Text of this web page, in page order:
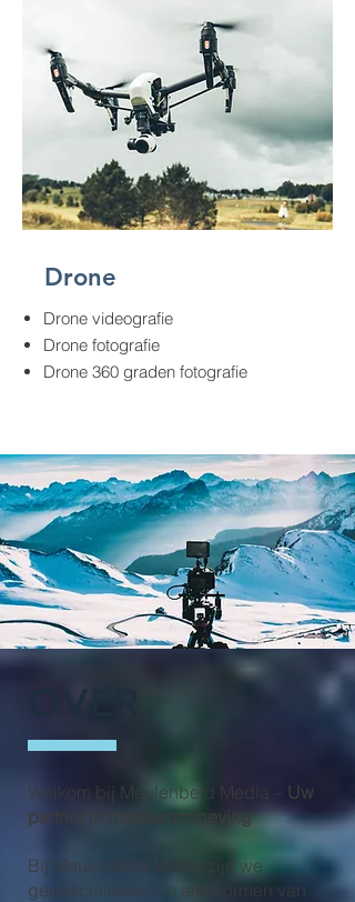
Drone
Drone videografie
Drone fotografie
Drone 360 graden fotografie
OVER
Welkom bij Meulenbeld Media – Uw
partner in mediavormgeving
Bij Meulenbeld Media zijn we
gespecialiseerd in alle vormen van